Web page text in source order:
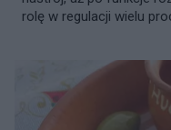
rolę w regulacji wielu